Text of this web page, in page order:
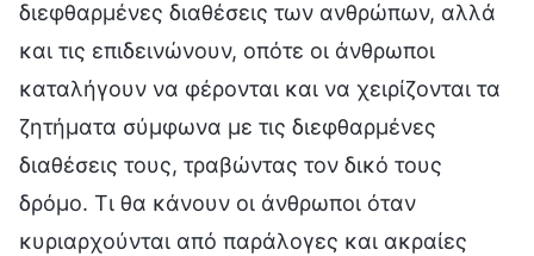
διεφθαρμένες διαθέσεις των ανθρώπων, αλλά
και τις επιδεινώνουν, οπότε οι άνθρωποι
καταλήγουν να φέρονται και να χειρίζονται τα
ζητήματα σύμφωνα με τις διεφθαρμένες
διαθέσεις τους, τραβώντας τον δικό τους
δρόμο. Τι θα κάνουν οι άνθρωποι όταν
κυριαρχούνται από παράλογες και ακραίες